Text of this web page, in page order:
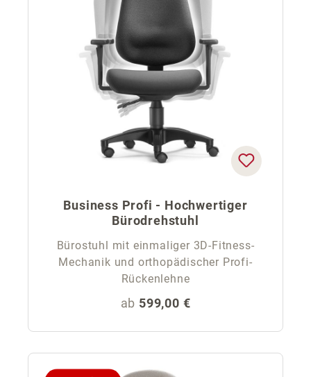
Business Profi - Hochwertiger
Bürodrehstuhl
Bürostuhl mit einmaliger 3D-Fitness-
Mechanik und orthopädischer Profi-
Rückenlehne
Regulärer Preis:
ab 599,00 €